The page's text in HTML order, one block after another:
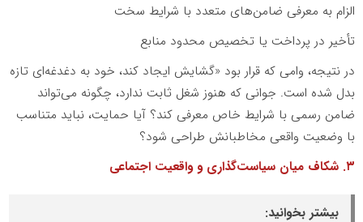
الزام به معرفی ضامن‌های متعدد با شرایط سخت
تأخیر در پرداخت یا تخصیص محدود منابع
در نتیجه، وامی که قرار بود «گشایش ایجاد کند، خود به دغدغه‌ای تازه
بدل شده است. جوانی که هنوز شغل ثابت ندارد، چگونه می‌تواند
ضامن رسمی با شرایط خاص معرفی کند؟ آیا حمایت، نباید متناسب
با وضعیت واقعی مخاطبانش طراحی شود؟
۳. شکاف میان سیاست‌گذاری و واقعیت اجتماعی
بیشتر بخوانید: